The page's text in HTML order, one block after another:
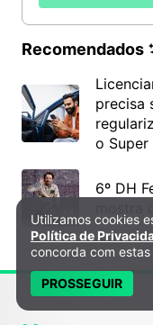
Recomendados
precisa
o Super
6º DH
Política de
Utilizamos cookies
Política de
concorda com
PROSSEGUIR